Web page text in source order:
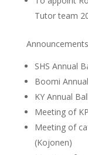
Tutor team
SHS Annual
Boomi
KY Annual
Meeting of
Meeting of
(Kojonen)